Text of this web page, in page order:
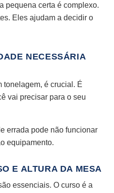
pequena certa é complexo.
Eles ajudam a decidir o
NECESSÁRIA
tonelagem, é crucial. É
vai precisar para o seu
errada pode não funcionar
equipamento.
E ALTURA DA MESA
essenciais. O curso é a